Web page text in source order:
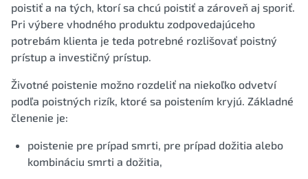
poistiť a na tých, ktorí sa chcú poistiť a zároveň aj sporiť.
Pri výbere vhodného produktu zodpovedajúceho
potrebám klienta je teda potrebné rozlišovať poistný
prístup a investičný prístup.
Životné poistenie možno rozdeliť na niekoľko odvetví
podľa poistných rizík, ktoré sa poistením kryjú. Základné
členenie je:
poistenie pre prípad smrti, pre prípad dožitia alebo
kombináciu smrti a dožitia,